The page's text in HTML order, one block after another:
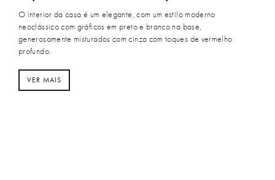
O interior da casa é um elegante, com um estilo moderno
neoclássico com gráficos em preto e branco na base,
generosamente misturados com cinza com toques de vermelho
profundo.
VER MAIS